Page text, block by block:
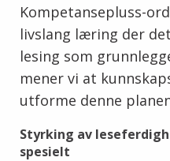
Kompetansepluss-
livslang læring der
lesing som
mener vi at
utforme denne
Styrking av
spesielt